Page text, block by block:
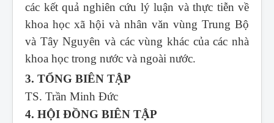
các kết quả nghiên cứu lý luận và thực tiễn về
khoa học xã hội và nhân văn vùng Trung Bộ
và Tây Nguyên và các vùng khác của các nhà
khoa học trong nước và ngoài nước.
3. TỔNG BIÊN TẬP
TS. Trần Minh Đức
4. HỘI ĐỒNG BIÊN TẬP